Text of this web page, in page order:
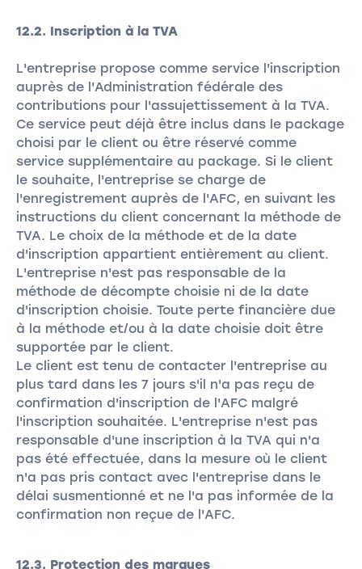
12.2. Inscription à la TVA
L'entreprise propose comme service l'inscription
auprès de l'Administration fédérale des
contributions pour l'assujettissement à la TVA.
Ce service peut déjà être inclus dans le package
choisi par le client ou être réservé comme
service supplémentaire au package. Si le client
le souhaite, l'entreprise se charge de
l'enregistrement auprès de l'AFC, en suivant les
instructions du client concernant la méthode de
TVA. Le choix de la méthode et de la date
d'inscription appartient entièrement au client.
L'entreprise n'est pas responsable de la
méthode de décompte choisie ni de la date
d'inscription choisie. Toute perte financière due
à la méthode et/ou à la date choisie doit être
supportée par le client.
Le client est tenu de contacter l'entreprise au
plus tard dans les 7 jours s'il n'a pas reçu de
confirmation d'inscription de l'AFC malgré
l'inscription souhaitée. L'entreprise n'est pas
responsable d'une inscription à la TVA qui n'a
pas été effectuée, dans la mesure où le client
n'a pas pris contact avec l'entreprise dans le
délai susmentionné et ne l'a pas informée de la
confirmation non reçue de l'AFC.
12.3. Protection des marques